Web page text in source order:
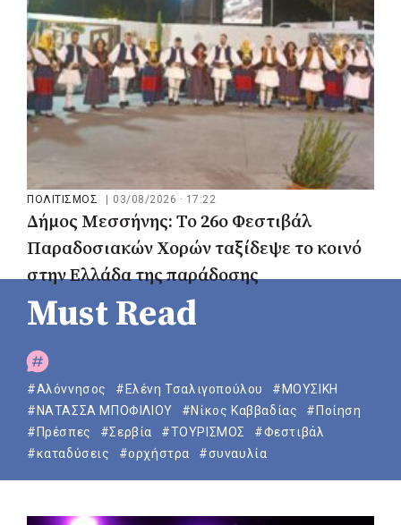
ΠΟΛΙΤΙΣΜΟΣ | 03/08/2026 · 17:22
Δήμος Μεσσήνης: Το 26ο Φεστιβάλ
Παραδοσιακών Χορών ταξίδεψε το κοινό
στην Ελλάδα της παράδοσης
Must Read
#Αλόννησος #Ελένη Τσαλιγοπούλου
#ΜΟΥΣΙΚΗ
#ΝΑΤΑΣΣΑ ΜΠΟΦΙΛΙΟΥ
#Νίκος Καββαδίας
#Ποίηση
#Πρέσπες
#Σερβία #ΤΟΥΡΙΣΜΟΣ
#Φεστιβάλ
#καταδύσεις
#ορχήστρα #συναυλία